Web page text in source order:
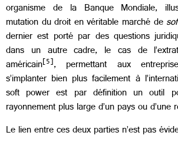
organisme de la Banque Mondiale,
mutation du droit en véritable marché de
dernier est porté par des questions
dans un autre cadre, le cas de
américain[5], permettant aux
s’implanter bien plus facilement à
soft power est par définition un outil
rayonnement plus large d’un pays ou d’une
Le lien entre ces deux parties n’est pas